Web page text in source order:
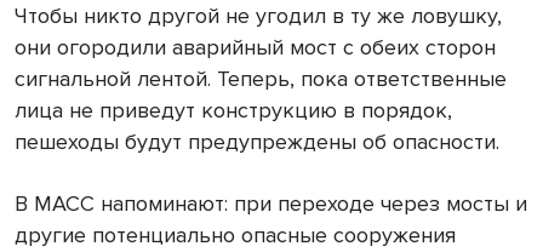
Чтобы никто другой не угодил в ту же ловушку,
они огородили аварийный мост с обеих сторон
сигнальной лентой. Теперь, пока ответственные
лица не приведут конструкцию в порядок,
пешеходы будут предупреждены об опасности.
В МАСС напоминают: при переходе через мосты и
другие потенциально опасные сооружения